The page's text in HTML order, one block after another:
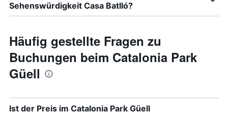
Sehenswürdigkeit Casa Batlló?
Häufig gestellte Fragen zu
Buchungen beim Catalonia Park
Güell
Ist der Preis im Catalonia Park Güell